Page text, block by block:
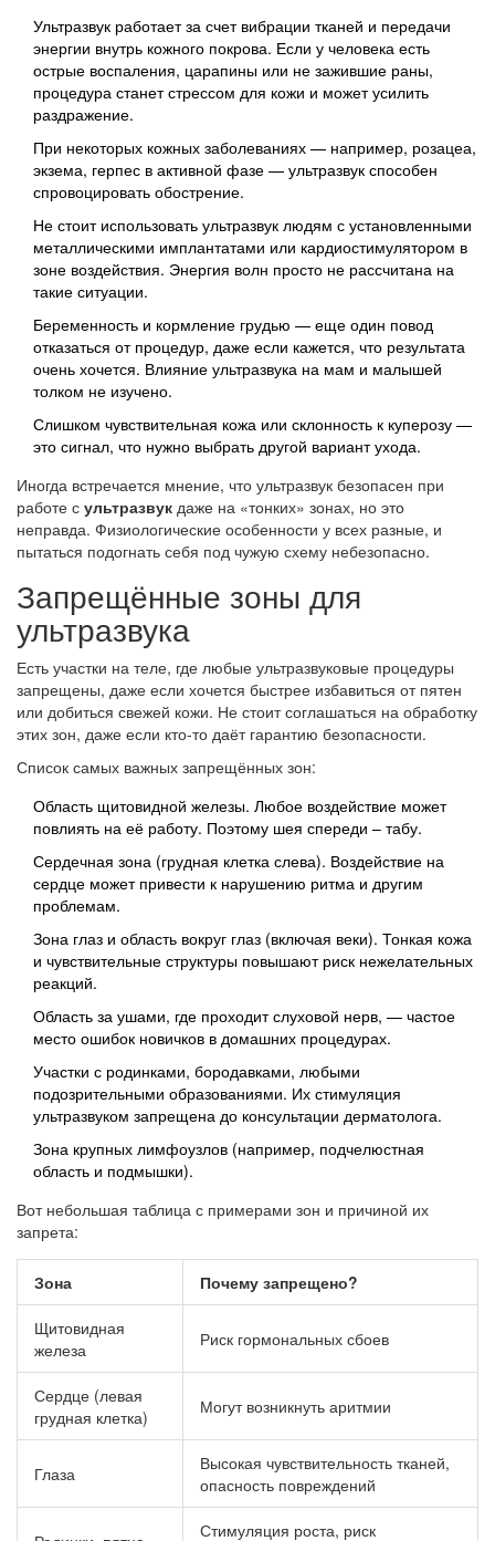
Ультразвук работает за счет вибрации тканей и передачи
энергии внутрь кожного покрова. Если у человека есть
острые воспаления, царапины или не зажившие раны,
процедура станет стрессом для кожи и может усилить
раздражение.
При некоторых кожных заболеваниях — например, розацеа,
экзема, герпес в активной фазе — ультразвук способен
спровоцировать обострение.
Не стоит использовать ультразвук людям с установленными
металлическими имплантатами или кардиостимулятором в
зоне воздействия. Энергия волн просто не рассчитана на
такие ситуации.
Беременность и кормление грудью — еще один повод
отказаться от процедур, даже если кажется, что результата
очень хочется. Влияние ультразвука на мам и малышей
толком не изучено.
Слишком чувствительная кожа или склонность к куперозу —
это сигнал, что нужно выбрать другой вариант ухода.
Иногда встречается мнение, что ультразвук безопасен при
работе с ультразвук даже на «тонких» зонах, но это
неправда. Физиологические особенности у всех разные, и
пытаться подогнать себя под чужую схему небезопасно.
Запрещённые зоны для
ультразвука
Есть участки на теле, где любые ультразвуковые процедуры
запрещены, даже если хочется быстрее избавиться от пятен
или добиться свежей кожи. Не стоит соглашаться на обработку
этих зон, даже если кто-то даёт гарантию безопасности.
Список самых важных запрещённых зон:
Область щитовидной железы. Любое воздействие может
повлиять на её работу. Поэтому шея спереди – табу.
Сердечная зона (грудная клетка слева). Воздействие на
сердце может привести к нарушению ритма и другим
проблемам.
Зона глаз и область вокруг глаз (включая веки). Тонкая кожа
и чувствительные структуры повышают риск нежелательных
реакций.
Область за ушами, где проходит слуховой нерв, — частое
место ошибок новичков в домашних процедурах.
Участки с родинками, бородавками, любыми
подозрительными образованиями. Их стимуляция
ультразвуком запрещена до консультации дерматолога.
Зона крупных лимфоузлов (например, подчелюстная
область и подмышки).
Вот небольшая таблица с примерами зон и причиной их
запрета:
Зона Почему запрещено?
Щитовидная
железа
Риск гормональных сбоев
Сердце (левая
грудная клетка)
Могут возникнуть аритмии
Глаза
Высокая чувствительность тканей,
опасность повреждений
Стимуляция роста, риск